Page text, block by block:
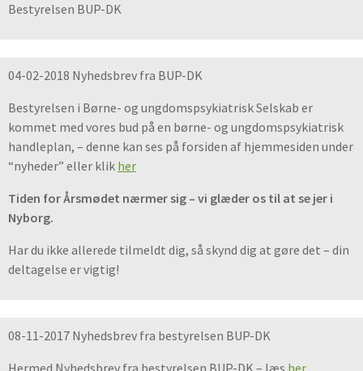
Bestyrelsen BUP-DK
04-02-2018 Nyhedsbrev fra BUP-DK
Bestyrelsen i Børne- og ungdomspsykiatrisk Selskab er
kommet med vores bud på en børne- og ungdomspsykiatrisk
handleplan, – denne kan ses på forsiden af hjemmesiden under
“nyheder” eller klik her
Tiden for Årsmødet nærmer sig – vi glæder os til at se jer i
Nyborg.
Har du ikke allerede tilmeldt dig, så skynd dig at gøre det – din
deltagelse er vigtig!
08-11-2017 Nyhedsbrev fra bestyrelsen BUP-DK
Hermed Nyhedsbrev fra bestyrelsen BUP-DK – læs her